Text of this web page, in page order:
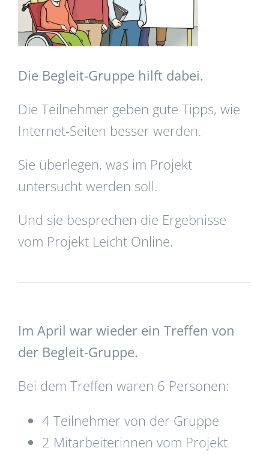
Die Begleit-Gruppe hilft dabei.
Die Teilnehmer geben gute Tipps, wie
Internet-Seiten besser werden.
Sie überlegen, was im Projekt
untersucht werden soll.
Und sie besprechen die Ergebnisse
vom Projekt Leicht Online.
Im April war wieder ein Treffen von
der Begleit-Gruppe.
Bei dem Treffen waren 6 Personen:
4 Teilnehmer von der Gruppe
2 Mitarbeiterinnen vom Projekt